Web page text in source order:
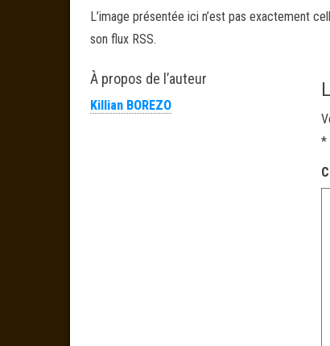
L’image présentée ici n’est pas exactement
son flux RSS.
À propos de l’auteur
Killian BOREZO
*